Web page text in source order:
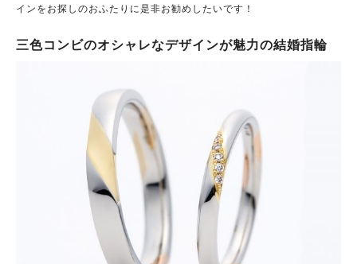
インをお探しのおふたりに是非お勧めしたいです！
三色コンビのオシャレなデザインが魅力の結婚指輪